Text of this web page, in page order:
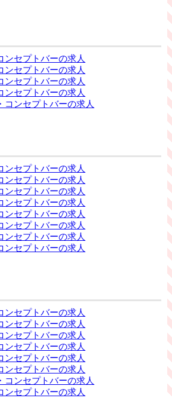
ンセプトバーの求人
ンセプトバーの求人
ンセプトバーの求人
ンセプトバーの求人
コンセプトバーの求人
ンセプトバーの求人
ンセプトバーの求人
ンセプトバーの求人
ンセプトバーの求人
ンセプトバーの求人
ンセプトバーの求人
ンセプトバーの求人
ンセプトバーの求人
ンセプトバーの求人
ンセプトバーの求人
ンセプトバーの求人
ンセプトバーの求人
ンセプトバーの求人
ンセプトバーの求人
コンセプトバーの求人
ンセプトバーの求人